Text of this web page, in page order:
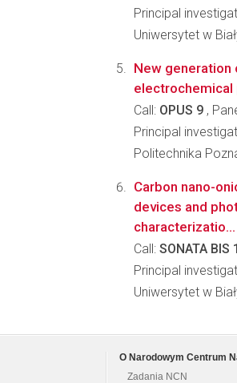
Principal
Uniwersytet w
New
electrochemical
Call: OPUS 9 ,
Principal
Politechnika
Carbon nano-
devices and
characterizatio...
Call: SONATA BIS 1
Principal
Uniwersytet w
O Narodowym Centrum
Zadania NCN